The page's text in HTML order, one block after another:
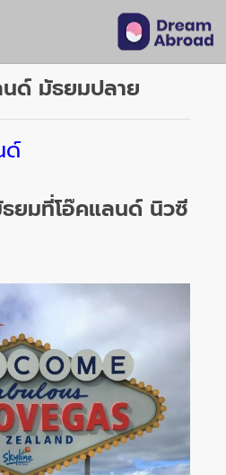
ด์ มัธยมปลาย
ด์
มที่โอ๊คแลนด์ นิวซี